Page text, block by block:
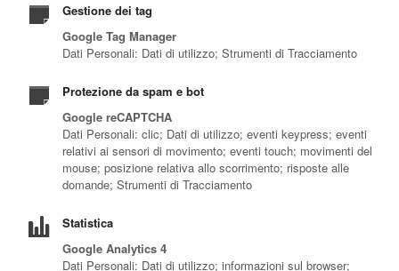
Gestione dei tag
Google Tag Manager
Dati Personali: Dati di utilizzo; Strumenti di Tracciamento
Protezione da spam e bot
Google reCAPTCHA
Dati Personali: clic; Dati di utilizzo; eventi keypress; eventi
relativi ai sensori di movimento; eventi touch; movimenti del
mouse; posizione relativa allo scorrimento; risposte alle
domande; Strumenti di Tracciamento
Statistica
Google Analytics 4
Dati Personali: Dati di utilizzo; informazioni sul browser;